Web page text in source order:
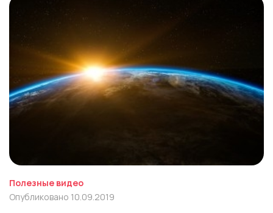
Полезные видео
Опубликовано 10.09.2019